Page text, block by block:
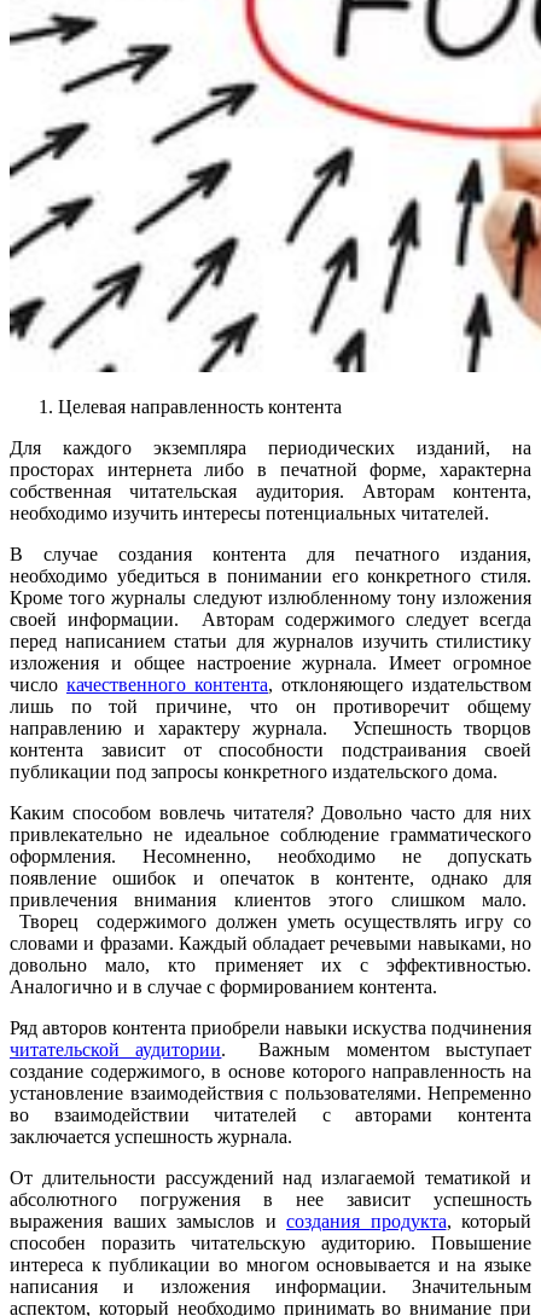
Целевая направленность контента
Для каждого экземпляра периодических изданий, на
просторах интернета либо в печатной форме, характерна
собственная читательская аудитория. Авторам контента,
необходимо изучить интересы потенциальных читателей.
В случае создания контента для печатного издания,
необходимо убедиться в понимании его конкретного стиля.
Кроме того журналы следуют излюбленному тону изложения
своей информации. Авторам содержимого следует всегда
перед написанием статьи для журналов изучить стилистику
изложения и общее настроение журнала. Имеет огромное
число качественного контента, отклоняющего издательством
лишь по той причине, что он противоречит общему
направлению и характеру журнала. Успешность творцов
контента зависит от способности подстраивания своей
публикации под запросы конкретного издательского дома.
Каким способом вовлечь читателя? Довольно часто для них
привлекательно не идеальное соблюдение грамматического
оформления. Несомненно, необходимо не допускать
появление ошибок и опечаток в контенте, однако для
привлечения внимания клиентов этого слишком мало.
Творец содержимого должен уметь осуществлять игру со
словами и фразами. Каждый обладает речевыми навыками, но
довольно мало, кто применяет их с эффективностью.
Аналогично и в случае с формированием контента.
Ряд авторов контента приобрели навыки искуства подчинения
читательской аудитории. Важным моментом выступает
создание содержимого, в основе которого направленность на
установление взаимодействия с пользователями. Непременно
во взаимодействии читателей с авторами контента
заключается успешность журнала.
От длительности рассуждений над излагаемой тематикой и
абсолютного погружения в нее зависит успешность
выражения ваших замыслов и создания продукта, который
способен поразить читательскую аудиторию. Повышение
интереса к публикации во многом основывается и на языке
написания и изложения информации. Значительным
аспектом, который необходимо принимать во внимание при